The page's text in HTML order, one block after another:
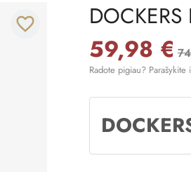
favorite_border
59,98 €
Radote pigiau?